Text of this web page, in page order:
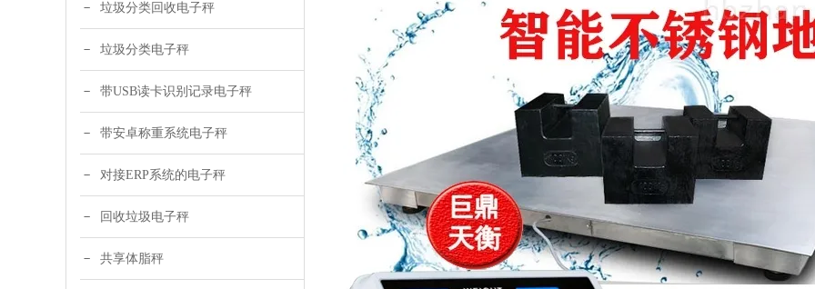
垃圾分类回收电子秤
垃圾分类电子秤
带USB读卡识别记录电子秤
带安卓称重系统电子秤
对接ERP系统的电子秤
回收垃圾电子秤
共享体脂秤